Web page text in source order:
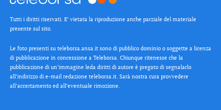
Tutti i diritti riservati. E’ vietata la riproduzione anche parziale del materiale
presente sul sito.
Le foto presenti su teleborsa.ansa.it sono di pubblico dominio o soggette a licenza
di pubblicazione in concessione a Teleborsa. Chiunque ritenesse che la
pubblicazione di un’immagine leda diritti di autore è pregato di segnalarlo
all’indirizzo di e-mail redazione teleborsa.it. Sarà nostra cura provvedere
all’accertamento ed all’eventuale rimozione.